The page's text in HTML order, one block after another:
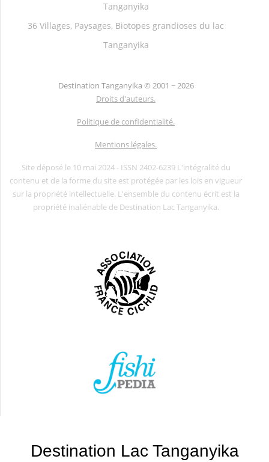
Tanganyika
36 Villages, Paysages, Biotopes grandioses du lac
Tanganyika
Destination Tanganyika © 2001 ~ 2026
Droits d'auteurs.
Politique de confidentialité.
Mentions légales.
Site déposé le 10 mai 2024 - ISSN 2402-6239 L'intégralité du
contenu et de la forme du site est protégée par les lois en vigueur
sur la propriété intellectuelle. L'ensemble du contenu écrit est la
propriété inaliénable de Destination Lac Tanganyika.
Destination Lac Tanganyika